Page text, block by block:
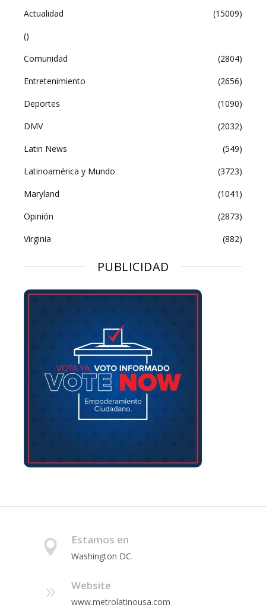
Actualidad
(15009)
()
Comunidad
(2804)
Entretenimiento
(2656)
Deportes
(1090)
DMV
(2032)
Latin News
(549)
Latinoamérica y Mundo
(3723)
Maryland
(1041)
Opinión
(2873)
Virginia
(882)
PUBLICIDAD
Estamos en
Washington DC.
Website
www.metrolatinousa.com